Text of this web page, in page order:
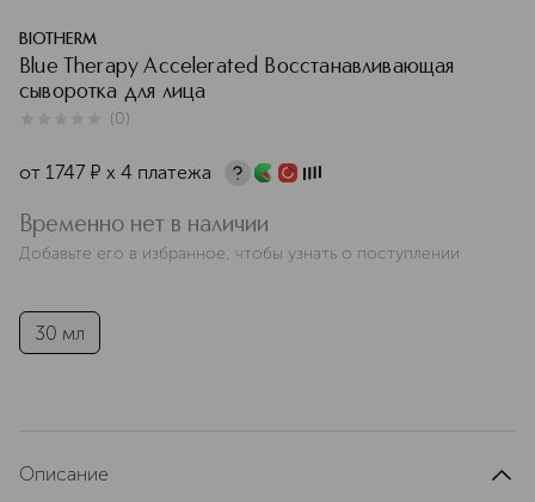
BIOTHERM
Blue Therapy Accelerated Восстанавливающая
сыворотка для лица
(0)
от 1747 ¤ х 4 платежа
Временно нет в наличии
Добавьте его в избранное, чтобы узнать о поступлении
30 мл
Описание